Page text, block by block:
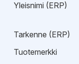
Yleisnimi (ERP)
Tarkenne (ERP)
Tuotemerkki